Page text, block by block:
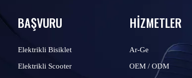
BAŞVURU
Elektrikli Bisiklet
Elektrikli Scooter
HİZMETLER
Ar-Ge
OEM / ODM